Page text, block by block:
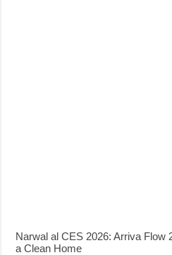
Narwal al CES 2026: Arriva Flow
a Clean Home